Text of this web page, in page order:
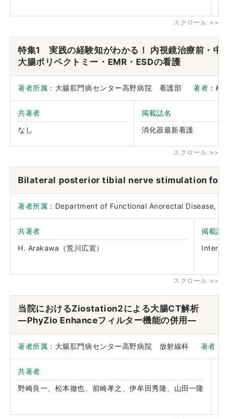
特集1 実践の経験知がわかる！ 内視鏡治療前・中
大腸ポリペクトミー・EMR・ESDの看護
著者所属 ：大腸肛門病センター高野病院 看護部著者 ：
共著者
なし
掲載誌名
消化器最新看護
Bilateral posterior tibial nerve stimulation for
著者所属 ：Department of Functional Anorectal Disease,
共著者
H. Arakawa（荒川広宣）
掲載誌
当院におけるZiostation2による大腸CT解析
―PhyZio Enhanceフィルター機能の併用―
著者所属 ：大腸肛門病センター高野病院 放射線科 著者
共著者
野崎良一、松本徹也、前崎孝之、伊牟田秀隆、山田一隆